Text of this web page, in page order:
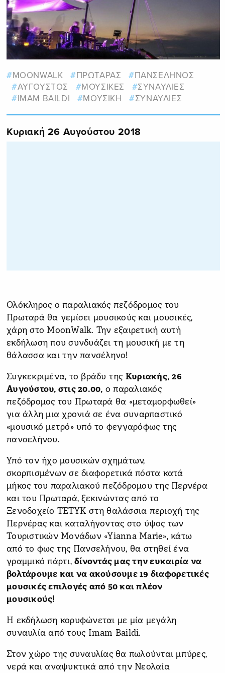
MOONWALK ΠΡΩΤΑΡΑΣ
ΠΑΝΣΕΛΗΝΟΣ
ΑΥΓΟΥΣΤΟΣ
ΜΟΥΣΙΚΕΣ
ΣΥΝΑΥΛΙΕΣ
IMAM BAILDI
ΜΟΥΣΙΚΗ ΣΥΝΑΥΛΙΕΣ
Κυριακή 26 Αυγούστου 2018
Ολόκληρος ο παραλιακός πεζόδρομος του
Πρωταρά θα γεμίσει μουσικούς και μουσικές,
χάρη στο MoonWalk. Την εξαιρετική αυτή
εκδήλωση που συνδυάζει τη μουσική με τη
θάλασσα και την πανσέληνο!
Συγκεκριμένα, το βράδυ της Κυριακής, 26
Αυγούστου, στις 20.00, ο παραλιακός
πεζόδρομος του Πρωταρά θα «μεταμορφωθεί»
για άλλη μια χρονιά σε ένα συναρπαστικό
«μουσικό μετρό» υπό το φεγγαρόφως της
πανσελήνου.
Υπό τον ήχο μουσικών σχημάτων,
σκορπισμένων σε διαφορετικά πόστα κατά
μήκος του παραλιακού πεζόδρομου της Περνέρα
και του Πρωταρά, ξεκινώντας από το
Ξενοδοχείο ΤΕΤΥΚ στη θαλάσσια περιοχή της
Περνέρας και καταλήγοντας στο ύψος των
Τουριστικών Μονάδων «Yianna Marie», κάτω
από το φως της Πανσελήνου, θα στηθεί ένα
γραμμικό πάρτι, δίνοντάς μας την ευκαιρία να
βολτάρουμε και να ακούσουμε 19 διαφορετικές
μουσικές επιλογές από 50 και πλέον
μουσικούς!
Η εκδήλωση κορυφώνεται με μία μεγάλη
συναυλία από τους Imam Baildi.
Στον χώρο της συναυλίας θα πωλούνται μπύρες,
νερά και αναψυκτικά από την Νεολαία